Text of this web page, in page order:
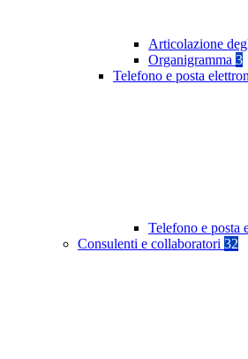
Articolazione
Organigramma 3
Telefono e posta
Telefono e posta
Consulenti e collaboratori 32